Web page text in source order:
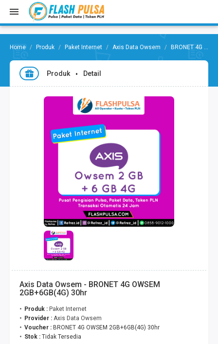
Produk Paket Internet Axis Data Owsem BRONET 4G OWSEM 2GB+6GB(4G) 30hr
Produk Detail
Axis Data Owsem - BRONET 4G OWSEM
2GB+6GB(4G) 30hr
Produk : Paket Internet
Provider : Axis Data Owsem
Voucher : BRONET 4G OWSEM 2GB+6GB(4G) 30hr
Stok : Tidak Tersedia